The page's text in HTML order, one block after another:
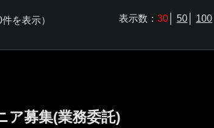
を表示） 表示数： 30 50 100
ア募集(業務委託)